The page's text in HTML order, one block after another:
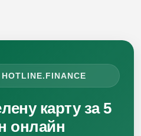
HOTLINE.FINANCE
карту за 5
онлайн